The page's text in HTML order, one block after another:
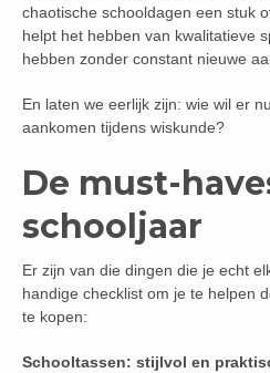
chaotische schooldagen een stuk
helpt het hebben van kwalitatieve
hebben zonder constant nieuwe
En laten we eerlijk zijn: wie wil er
aankomen tijdens wiskunde?
De must-
schooljaar
Er zijn van die dingen die je echt
handige checklist om je te helpen
te kopen:
Schooltassen: stijlvol en